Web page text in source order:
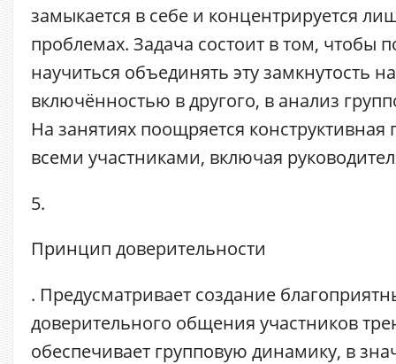
замыкается в себе и концентрируется
проблемах. Задача состоит в том, чтобы
научиться объединять эту замкнутость
включённостью в другого, в анализ
На занятиях поощряется
всеми участниками, включая
5.
Принцип доверительности
. Предусматривает создание
доверительного общения участников
обеспечивает групповую динамику, в